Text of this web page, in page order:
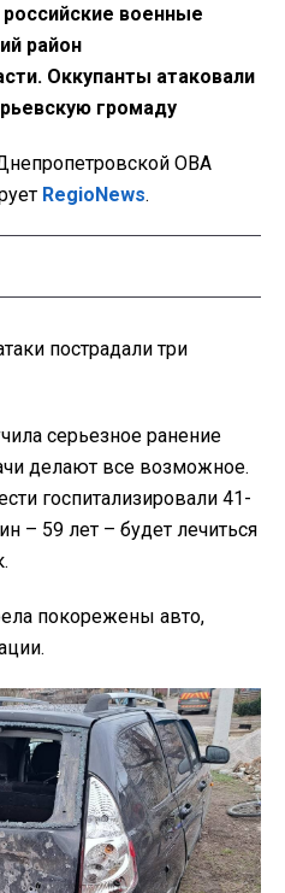
военные
район
Оккупанты атаковали
громаду
ОВА
RegioNews.
пострадали три
серьезное ранение
делают все возможное.
госпитализировали 41-
– 59 лет – будет лечиться
покорежены авто,